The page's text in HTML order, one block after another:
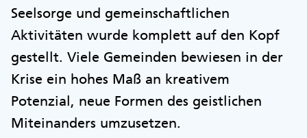
Seelsorge und gemeinschaftlichen
Aktivitäten wurde komplett auf den Kopf
gestellt. Viele Gemeinden bewiesen in der
Krise ein hohes Maß an kreativem
Potenzial, neue Formen des geistlichen
Miteinanders umzusetzen.